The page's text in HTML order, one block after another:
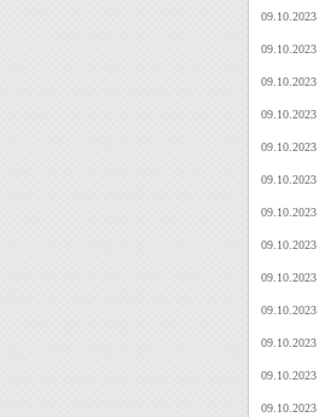
09.10.2023
09.10.2023
09.10.2023
09.10.2023
09.10.2023
09.10.2023
09.10.2023
09.10.2023
09.10.2023
09.10.2023
09.10.2023
09.10.2023
09.10.2023